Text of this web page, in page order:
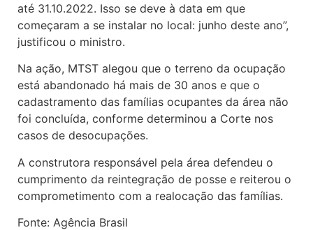
até 31.10.2022. Isso se deve à data em que
começaram a se instalar no local: junho deste ano”,
justificou o ministro.
Na ação, MTST alegou que o terreno da ocupação
está abandonado há mais de 30 anos e que o
cadastramento das famílias ocupantes da área não
foi concluída, conforme determinou a Corte nos
casos de desocupações.
A construtora responsável pela área defendeu o
cumprimento da reintegração de posse e reiterou o
comprometimento com a realocação das famílias.
Fonte: Agência Brasil